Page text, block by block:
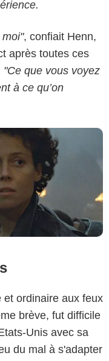
moi", confiait Henn,
après toutes ces
"Ce que vous voyez
à ce qu’on
et ordinaire aux feux
brève, fut difficile
Unis avec sa
du mal à s'adapter